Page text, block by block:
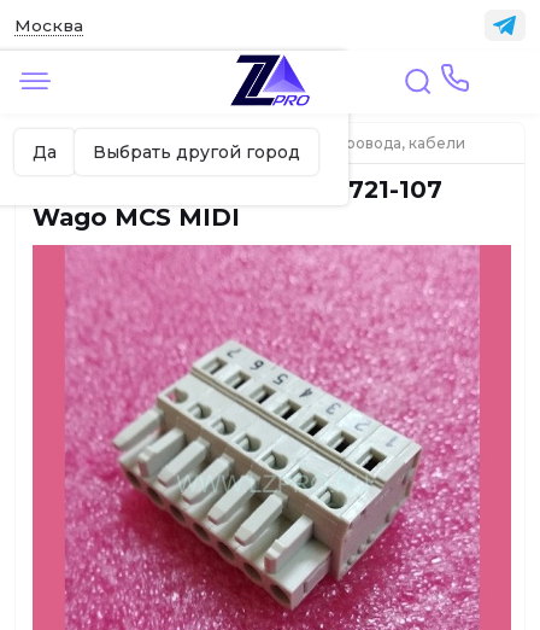
Москва
Москва ваш город?
Да Выбрать другой город
Главная ЛИФТЫ Разъемы (клеммы), провода, кабели
Разъем 7-и контактный 721-107
Wago MCS MIDI